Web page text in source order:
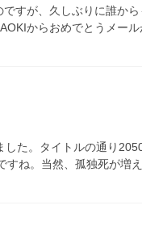
すが、久しぶりに誰か
からおめでとうメー
した。タイトルの通り
すね。当然、孤独死が増